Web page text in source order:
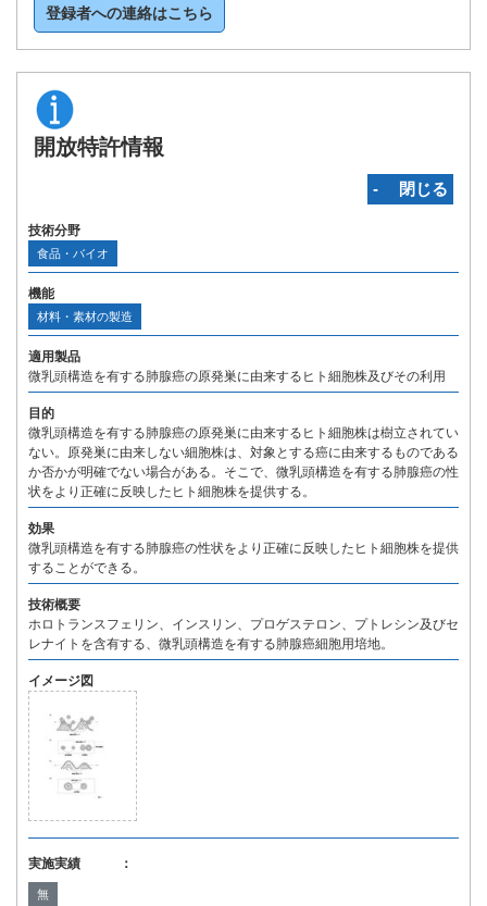
登録者への連絡はこちら
開放特許情報
‐ 閉じる
技術分野
食品・バイオ
機能
材料・素材の製造
適用製品
微乳頭構造を有する肺腺癌の原発巣に由来するヒト細胞株及びその利用
目的
微乳頭構造を有する肺腺癌の原発巣に由来するヒト細胞株は樹立されてい
ない。原発巣に由来しない細胞株は、対象とする癌に由来するものである
か否かが明確でない場合がある。そこで、微乳頭構造を有する肺腺癌の性
状をより正確に反映したヒト細胞株を提供する。
効果
微乳頭構造を有する肺腺癌の性状をより正確に反映したヒト細胞株を提供
することができる。
技術概要
ホロトランスフェリン、インスリン、プロゲステロン、プトレシン及びセ
レナイトを含有する、微乳頭構造を有する肺腺癌細胞用培地。
イメージ図
実施実績 ：
無